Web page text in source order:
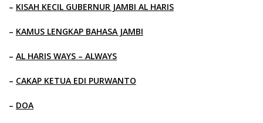
– KISAH KECIL GUBERNUR JAMBI AL HARIS
– KAMUS LENGKAP BAHASA JAMBI
– AL HARIS WAYS – ALWAYS
– CAKAP KETUA EDI PURWANTO
– DOA